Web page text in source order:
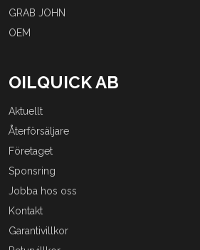
GRAB JOHN
OEM
OILQUICK AB
Aktuellt
Återförsäljare
Företaget
Sponsring
Jobba hos oss
Kontakt
Garantivillkor